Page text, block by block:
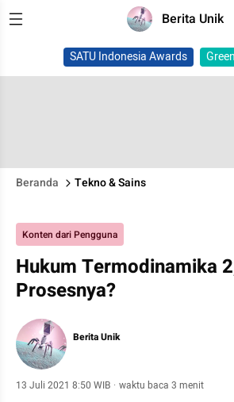
Berita Unik
SATU Indonesia Awards
Beranda Tekno & Sains
Konten dari Pengguna
Hukum Termodinamika
Prosesnya?
Berita Unik
13 Juli 2021 8:50 WIB · waktu baca 3 menit